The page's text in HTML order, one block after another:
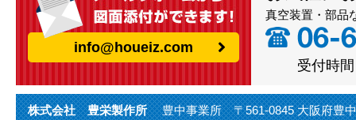
info@houeiz.com
真空装置・部品
受付時
株式会社 豊栄製作所 豊中事業所 〒561-0845 大阪府豊